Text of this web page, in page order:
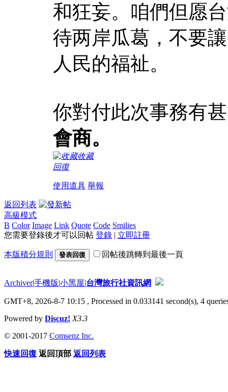
和狂妄。咱們但愿
待两岸瓜葛，不要
人民的福祉。
你對付此次事務有
會商。
收藏
回復
使用道具 舉報
返回列表
高級模式
B Color Image Link Quote Code Smilies
您需要登錄後才可以回帖 登錄 | 立即註冊
本版積分規則 發表回復 回帖後跳轉到最後一頁
Archiver|手機版|小黑屋|台灣旅行社資訊網
GMT+8, 2026-8-7 10:15 , Processed in 0.033141 second(s), 4
Powered by Discuz! X3.3
© 2001-2017 Comsenz Inc.
快速回復 返回頂部 返回列表